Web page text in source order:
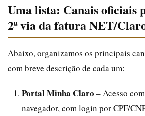
Uma lista: Canais oficiais
2ª via da fatura NET/
Abaixo, organizamos os principais
com breve descrição de cada um:
Portal Minha Claro – Acesso
navegador, com login por CPF/